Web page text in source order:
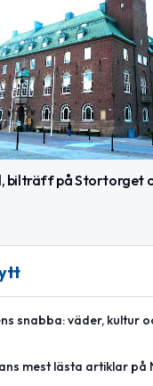
bilträff på Stortorget
snabba: väder, kultur
mest lästa artiklar på